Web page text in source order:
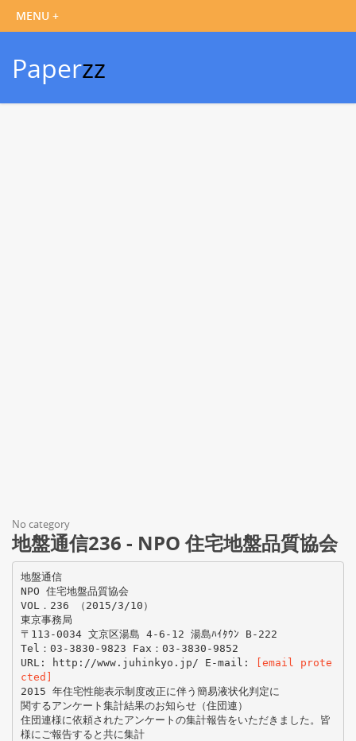
Paperzz
No category
地盤通信236 - NPO 住宅地盤品質協会
地盤通信
NPO 住宅地盤品質協会
VOL．236 （2015/3/10）
東京事務局
〒113-0034 文京区湯島 4-6-12 湯島ﾊｲﾀｳﾝ B-222
Tel：03-3830-9823 Fax：03-3830-9852
URL: http://www.juhinkyo.jp/ E-mail:
[email prote
cted]
2015 年住宅性能表示制度改正に伴う簡易液状化判定に
関するアンケート集計結果のお知らせ（住団連）
住団連様に依頼されたアンケートの集計報告をいただきました。皆
様にご報告すると共に集計